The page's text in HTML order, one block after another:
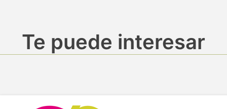
Te puede interesar